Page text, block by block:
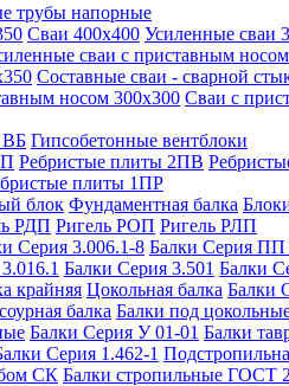
трубы напорные
Сваи 400х400 Усиленные сваи
сваи с приставным
Составные сваи - сварной
носом 300х300 Сваи с
ВБ Гипсобетонные вентблоки
Ребристые плиты 2ПВ
плиты 1ПР
блок Фундаментная балка
РДП Ригель РОП Ригель РЛП
Серия 3.006.1-8 Балки Серия
Балки Серия 3.501 Балки
крайняя Цокольная балка Балки
балка Балки под
Балки Серия У 01-01 Балки
Серия 1.462-1
СК Балки стропильные ГОСТ